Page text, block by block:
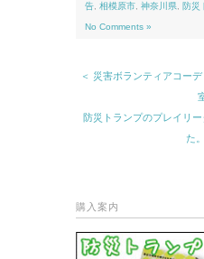
告, 相模原市, 神奈川県, 防災
No Comments »
＜ 災害ボランティアコー
防災トランプのプレイリ
た
購入案内